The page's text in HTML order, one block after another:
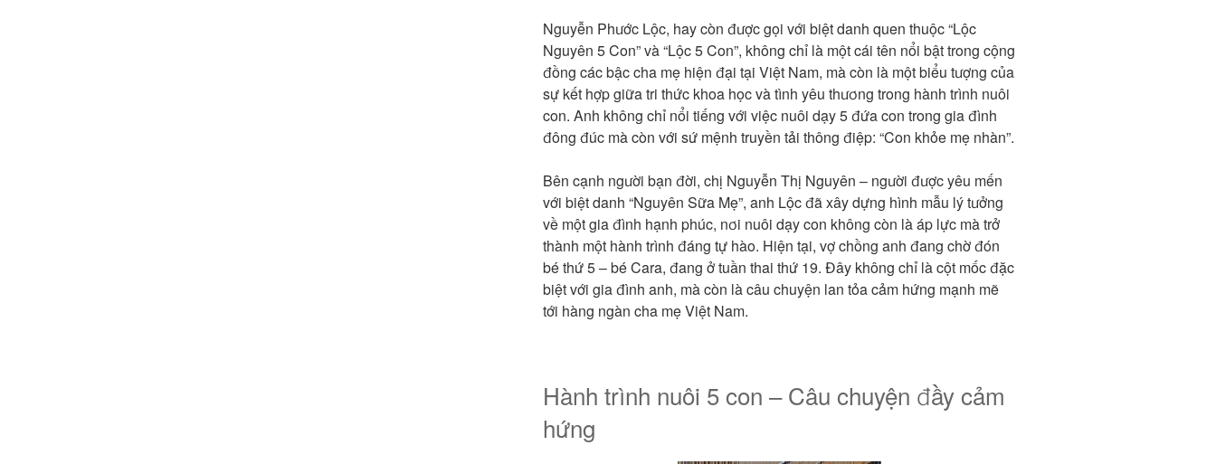
Nguyễn Phước Lộc, hay còn được gọi với biệt danh quen thuộc “Lộc
Nguyên 5 Con” và “Lộc 5 Con”, không chỉ là một cái tên nổi bật trong cộng
đồng các bậc cha mẹ hiện đại tại Việt Nam, mà còn là một biểu tượng của
sự kết hợp giữa tri thức khoa học và tình yêu thương trong hành trình nuôi
con. Anh không chỉ nổi tiếng với việc nuôi dạy 5 đứa con trong gia đình
đông đúc mà còn với sứ mệnh truyền tải thông điệp: “Con khỏe mẹ nhàn”.
Bên cạnh người bạn đời, chị Nguyễn Thị Nguyên – người được yêu mến
với biệt danh “Nguyên Sữa Mẹ”, anh Lộc đã xây dựng hình mẫu lý tưởng
về một gia đình hạnh phúc, nơi nuôi dạy con không còn là áp lực mà trở
thành một hành trình đáng tự hào. Hiện tại, vợ chồng anh đang chờ đón
bé thứ 5 – bé Cara, đang ở tuần thai thứ 19. Đây không chỉ là cột mốc đặc
biệt với gia đình anh, mà còn là câu chuyện lan tỏa cảm hứng mạnh mẽ
tới hàng ngàn cha mẹ Việt Nam.
Hành trình nuôi 5 con – Câu chuyện đầy cảm
hứng